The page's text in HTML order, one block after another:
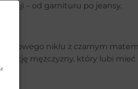
– od garnituru po jeansy.
niklu z czarnym
mężczyzny, który lubi mieć